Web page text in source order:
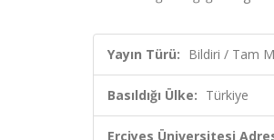
Yayın Türü: Bildiri / Tam
Basıldığı Ülke: Türkiye
Erciyes Üniversitesi